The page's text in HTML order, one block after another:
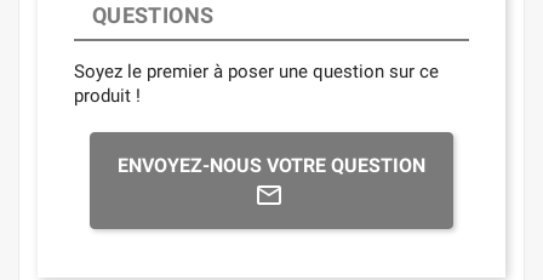
QUESTIONS
Soyez le premier à poser une question sur ce
produit !
ENVOYEZ-NOUS VOTRE QUESTION